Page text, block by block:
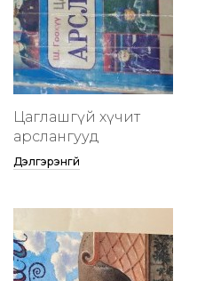
Цаглашгүй хүчит
арслангууд
Дэлгэрэнгүй